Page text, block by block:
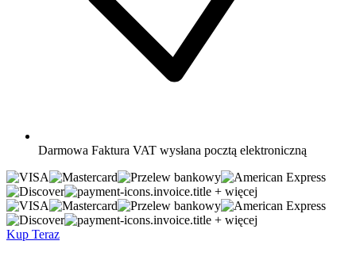
Darmowa Faktura VAT wysłana pocztą elektroniczną
+ więcej
+ więcej
Kup Teraz